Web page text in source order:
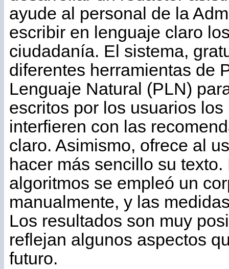
ayude al personal de la
escribir en lenguaje claro
ciudadanía. El sistema,
diferentes herramientas de
Lenguaje Natural (PLN)
escritos por los usuarios
interfieren con las
claro. Asimismo, ofrece al
hacer más sencillo su
algoritmos se empleó un
manualmente, y las
Los resultados son muy
reflejan algunos aspectos
futuro.